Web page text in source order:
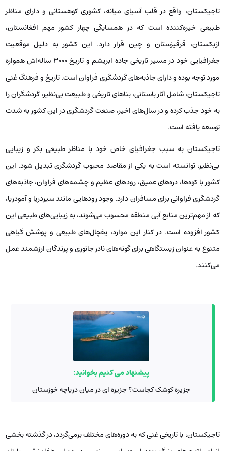
تاجیکستان، واقع در قلب آسیای میانه، کشوری کوهستانی و دارای مناظر
طبیعی خیره‌کننده است که در همسایگی چهار کشور مهم افغانستان،
ازبکستان، قرقیزستان و چین قرار دارد. این کشور به دلیل موقعیت
جغرافیایی خود در مسیر تاریخی جاده ابریشم و تاریخ ۳۰۰۰ ساله‌اش همواره
مورد توجه بوده و دارای جاذبه‌های گردشگری فراوان است. تاریخ و فرهنگ غنی
تاجیکستان، شامل آثار باستانی، بناهای تاریخی و طبیعت بی‌نظیر، گردشگران را
به خود جذب کرده و در سال‌های اخیر، صنعت گردشگری در این کشور به شدت
توسعه یافته است.
تاجیکستان به سبب جغرافیای خاص خود با مناظر طبیعی بکر و زیبایی
بی‌نظیر، توانسته است به یکی از مقاصد محبوب گردشگری تبدیل شود. این
کشور با کوه‌ها، دره‌های عمیق، رودهای عظیم و چشمه‌های فراوان، جاذبه‌های
گردشگری فراوانی برای مسافران دارد. وجود رودهایی مانند سیردریا و آمودریا،
که از مهم‌ترین منابع آبی منطقه محسوب می‌شوند، به زیبایی‌های طبیعی این
کشور افزوده است. در کنار این موارد، یخچال‌های طبیعی و پوشش گیاهی
متنوع به عنوان زیستگاهی برای گونه‌های نادر جانوری و پرندگان ارزشمند عمل
می‌کنند.
پیشنهاد می کنیم بخوانید:
جزیره کوشک کجاست؟ جزیره ای در میان دریاچه خوزستان
تاجیکستان، با تاریخی غنی که به دوره‌های مختلف برمی‌گردد، در گذشته بخشی